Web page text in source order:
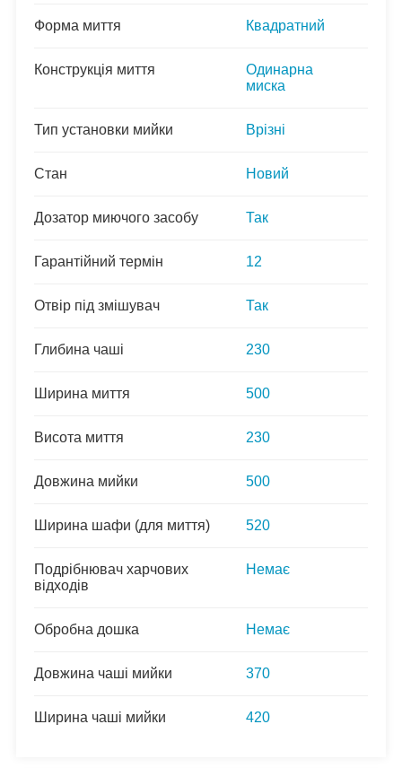
Форма миття Квадратний
Конструкція миття
Одинарна
миска
Тип установки мийки Врізні
Стан Новий
Дозатор миючого засобу Так
Гарантійний термін 12
Отвір під змішувач Так
Глибина чаші 230
Ширина миття 500
Висота миття 230
Довжина мийки 500
Ширина шафи (для миття) 520
Подрібнювач харчових
відходів
Немає
Обробна дошка Немає
Довжина чаші мийки 370
Ширина чаші мийки 420